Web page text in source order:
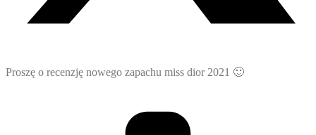
Proszę o recenzję nowego zapachu miss dior 2021 🙂